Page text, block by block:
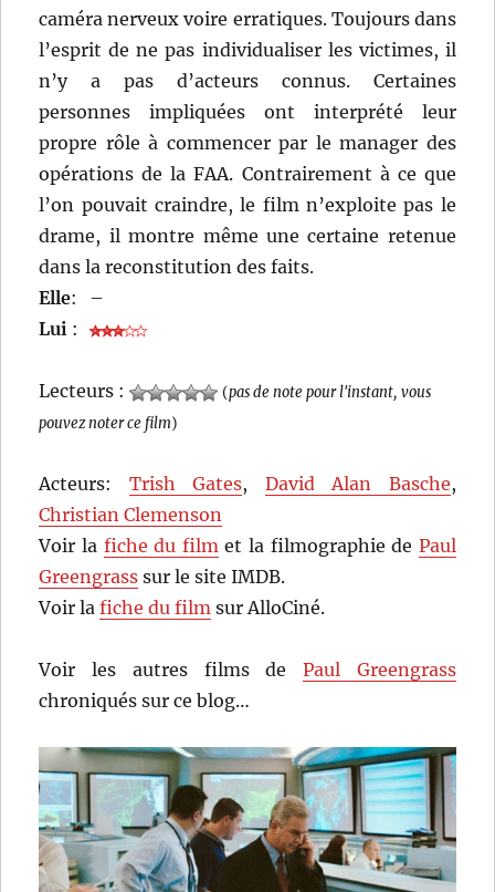
caméra nerveux voire erratiques. Toujours dans
l’esprit de ne pas individualiser les victimes, il
n’y a pas d’acteurs connus. Certaines
personnes impliquées ont interprété leur
propre rôle à commencer par le manager des
opérations de la FAA. Contrairement à ce que
l’on pouvait craindre, le film n’exploite pas le
drame, il montre même une certaine retenue
dans la reconstitution des faits.
Elle:
–
Lui :
Lecteurs : (pas de note pour l'instant, vous
pouvez noter ce film)
Acteurs: Trish Gates, David Alan Basche,
Christian Clemenson
Voir la fiche du film et la filmographie de Paul
Greengrass sur le site IMDB.
Voir lafiche du film sur AlloCiné.
Voir les autres films de Paul Greengrass
chroniqués sur ce blog…